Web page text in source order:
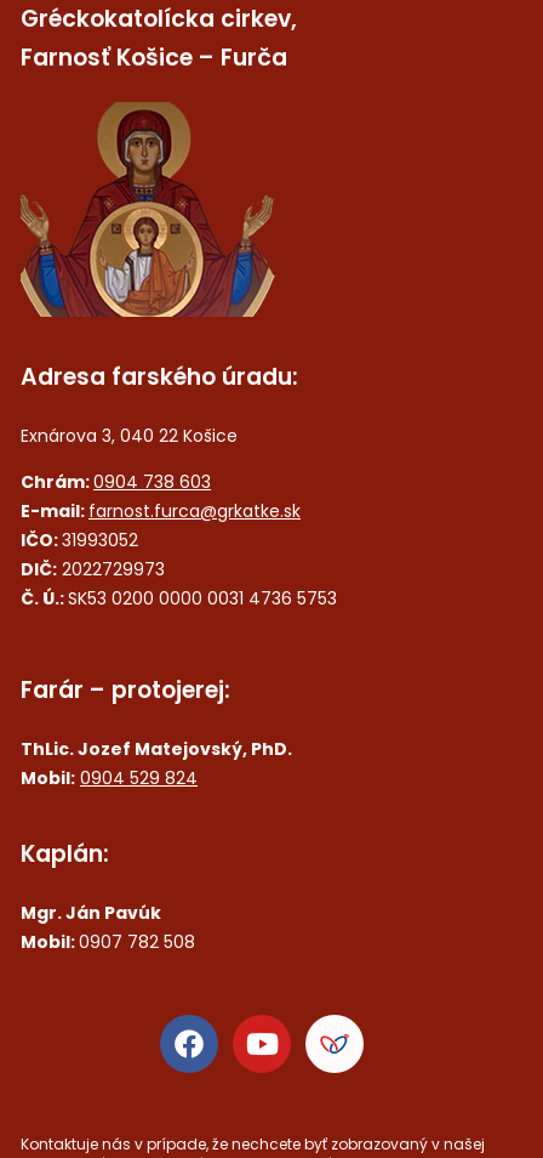
Gréckokatolícka cirkev,
Farnosť Košice – Furča
Adresa farského úradu:
Exnárova 3, 040 22 Košice
Chrám:0904 738 603
E-mail: farnost.furca@grkatke.sk
IČO:31993052
DIČ: 2022729973
Č. Ú.:SK53 0200 0000 0031 4736 5753
Farár – protojerej:
ThLic. Jozef Matejovský, PhD.
Mobil: 0904 529 824
Kaplán:
Mgr. Ján Pavúk
Mobil:0907 782 508
Kontaktuje nás v prípade, že nechcete byť zobrazovaný v našej